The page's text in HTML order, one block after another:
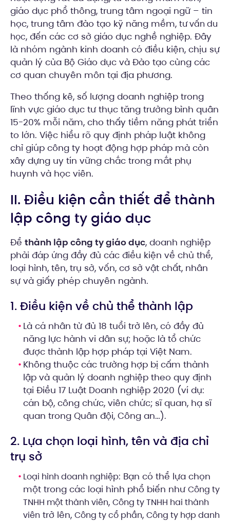
giáo dục phổ thông, trung tâm ngoại ngữ – tin
học, trung tâm đào tạo kỹ năng mềm, tư vấn du
học, đến các cơ sở giáo dục nghề nghiệp. Đây
là nhóm ngành kinh doanh có điều kiện, chịu sự
quản lý của Bộ Giáo dục và Đào tạo cùng các
cơ quan chuyên môn tại địa phương.
Theo thống kê, số lượng doanh nghiệp trong
lĩnh vực giáo dục tư thục tăng trưởng bình quân
15-20% mỗi năm, cho thấy tiềm năng phát triển
to lớn. Việc hiểu rõ quy định pháp luật không
chỉ giúp công ty hoạt động hợp pháp mà còn
xây dựng uy tín vững chắc trong mắt phụ
huynh và học viên.
II. Điều kiện cần thiết để thành
lập công ty giáo dục
Để thành lập công ty giáo dục, doanh nghiệp
phải đáp ứng đầy đủ các điều kiện về chủ thể,
loại hình, tên, trụ sở, vốn, cơ sở vật chất, nhân
sự và giấy phép chuyên ngành.
1. Điều kiện về chủ thể thành lập
Là cá nhân từ đủ 18 tuổi trở lên, có đầy đủ
năng lực hành vi dân sự; hoặc là tổ chức
được thành lập hợp pháp tại Việt Nam.
Không thuộc các trường hợp bị cấm thành
lập và quản lý doanh nghiệp theo quy định
tại Điều 17 Luật Doanh nghiệp 2020 (ví dụ:
cán bộ, công chức, viên chức; sĩ quan, hạ sĩ
quan trong Quân đội, Công an…).
2. Lựa chọn loại hình, tên và địa chỉ
trụ sở
Loại hình doanh nghiệp: Bạn có thể lựa chọn
một trong các loại hình phổ biến như Công ty
TNHH một thành viên, Công ty TNHH hai thành
viên trở lên, Công ty cổ phần, Công ty hợp danh